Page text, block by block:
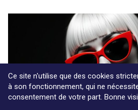
Ce site n'utilise que des cookies
à son fonctionnement, qui ne
consentement de votre part. Bonne